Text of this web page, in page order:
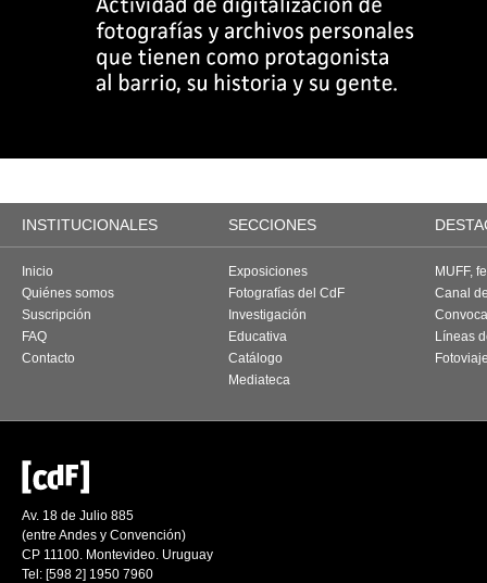
INSTITUCIONALES SECCIONES
Inicio
Quiénes somos
Suscripción
FAQ
Contacto
Exposiciones
Fotografías del CdF
Investigación
Educativa
Catálogo
Mediateca
MUFF,
Canal
Líneas
Av. 18 de Julio 885
(entre Andes y Convención)
CP 11100. Montevideo. Uruguay
Tel: [598 2] 1950 7960